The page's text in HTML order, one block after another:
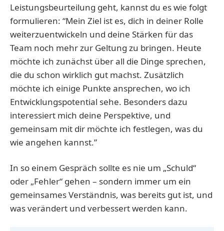
Leistungsbeurteilung geht, kannst du es wie folgt
formulieren: “Mein Ziel ist es, dich in deiner Rolle
weiterzuentwickeln und deine Stärken für das
Team noch mehr zur Geltung zu bringen. Heute
möchte ich zunächst über all die Dinge sprechen,
die du schon wirklich gut machst. Zusätzlich
möchte ich einige Punkte ansprechen, wo ich
Entwicklungspotential sehe. Besonders dazu
interessiert mich deine Perspektive, und
gemeinsam mit dir möchte ich festlegen, was du
wie angehen kannst.”
In so einem Gespräch sollte es nie um „Schuld“
oder „Fehler“ gehen – sondern immer um ein
gemeinsames Verständnis, was bereits gut ist, und
was verändert und verbessert werden kann.